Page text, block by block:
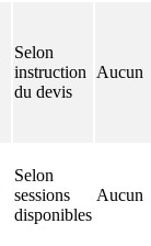
Selon
instruction
du devis
Aucun
Selon
sessions
disponibles
Aucun